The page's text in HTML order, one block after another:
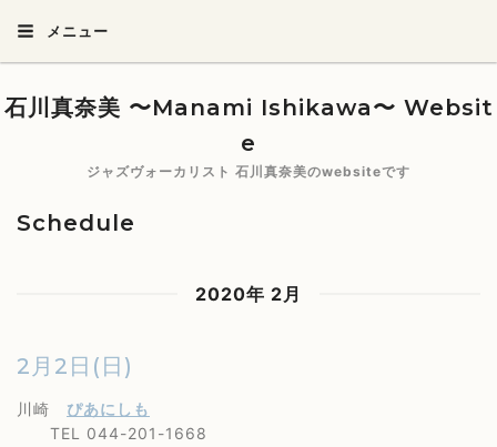
メニュー
石川真奈美 〜Manami Ishikawa〜 Websit
e
ジャズヴォーカリスト 石川真奈美のwebsiteです
Schedule
2020年 2月
2月2日(日)
川崎 ぴあにしも
TEL 044-201-1668